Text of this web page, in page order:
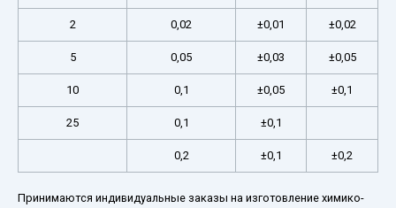
2 0,02 ±0,01 ±0,02
5 0,05 ±0,03 ±0,05
10 0,1 ±0,05 ±0,1
25 0,1 ±0,1
0,2 ±0,1 ±0,2
Принимаются индивидуальные заказы на изготовление химико-